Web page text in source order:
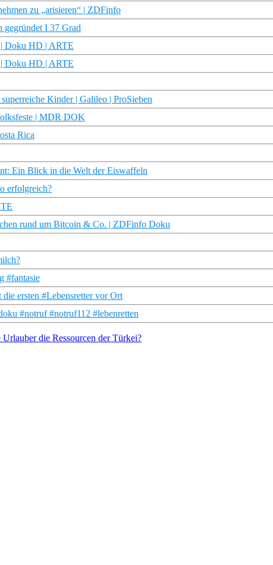
zu „arisieren“ | ZDFinfo
gegründet I 37 Grad
| Doku HD | ARTE
| Doku HD | ARTE
Kinder | Galileo | ProSieben
| MDR DOK
Rica
Ein Blick in die Welt der Eiswaffeln
erfolgreich?
rund um Bitcoin & Co. | ZDFinfo Doku
#fantasie
ersten #Lebensretter vor Ort
#notruf #notruf112 #lebenretten
die Ressourcen der Türkei?